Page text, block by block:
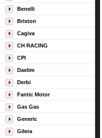
Benelli
Brixton
Cagiva
CH RACING
CPI
Daelim
Derbi
Fantic Motor
Gas Gas
Generic
Gilera